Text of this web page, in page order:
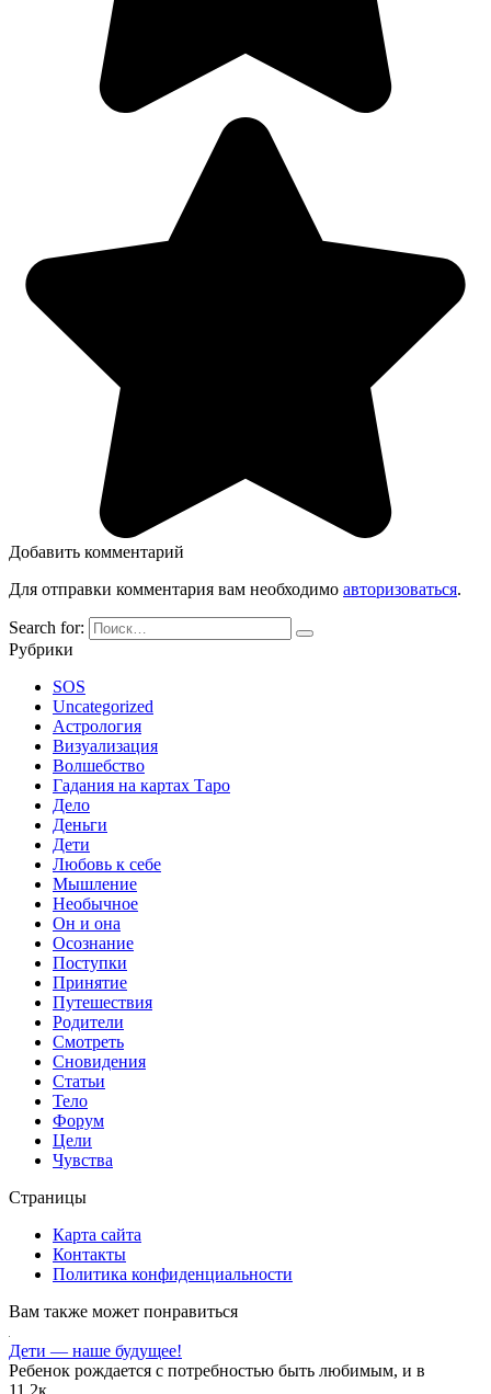
Добавить комментарий
Для отправки комментария вам необходимо авторизоваться.
Search for:
Рубрики
SOS
Uncategorized
Астрология
Визуализация
Волшебство
Гадания на картах Таро
Дело
Деньги
Дети
Любовь к себе
Мышление
Необычное
Он и она
Осознание
Поступки
Принятие
Путешествия
Родители
Смотреть
Сновидения
Статьи
Тело
Форум
Цели
Чувства
Страницы
Карта сайта
Контакты
Политика конфиденциальности
Вам также может понравиться
Дети — наше будущее!
Ребенок рождается с потребностью быть любимым, и в
11.2к.